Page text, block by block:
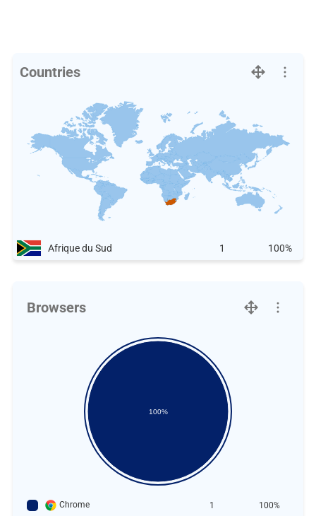
Countries
Afrique du Sud 1 100%
Browsers
100%
Chrome 1 100%